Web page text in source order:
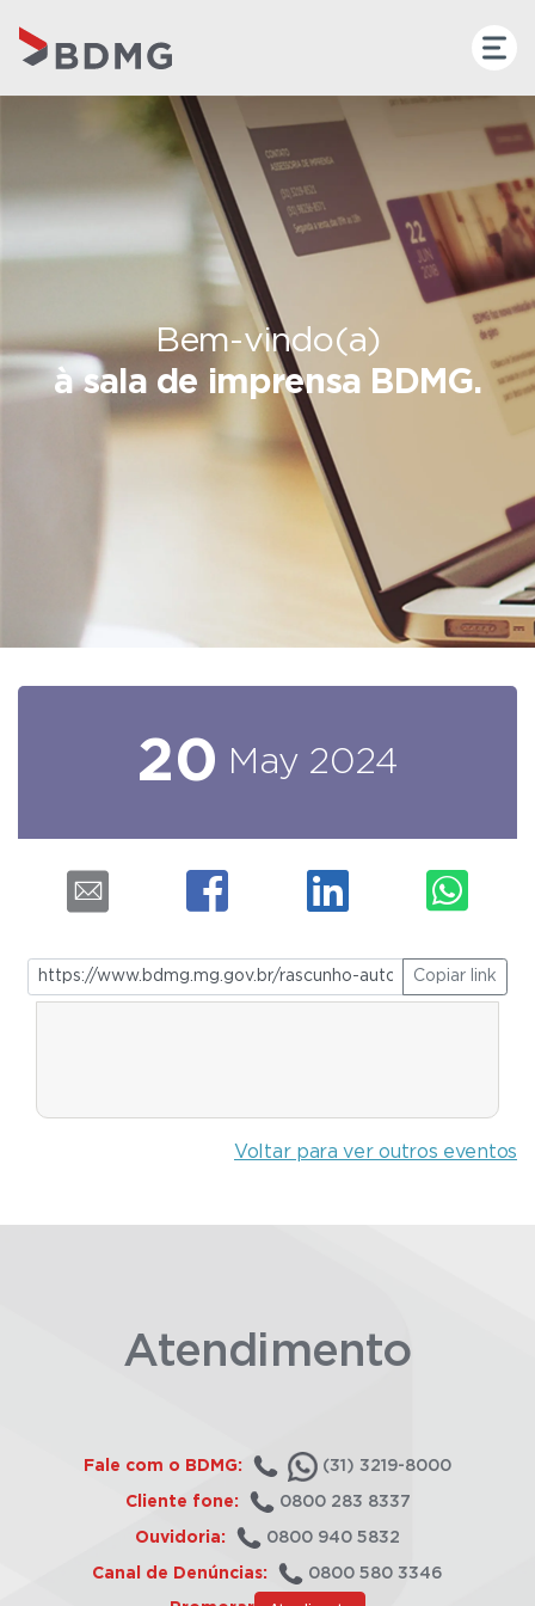
Bem-vindo(a)
à sala de imprensa BDMG.
20 May 2024
Copiar link
Voltar para ver outros eventos
Atendimento
Fale com o BDMG: (31) 3219-8000
Cliente fone: 0800 283 8337
Ouvidoria: 0800 940 5832
Canal de Denúncias: 0800 580 3346